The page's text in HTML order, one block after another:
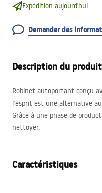
Expédition aujourd'hui
Demander des
Description du produit
Robinet autoportant conçu
l’esprit est une alternative
Grâce à une phase de
nettoyer.
Caractéristiques